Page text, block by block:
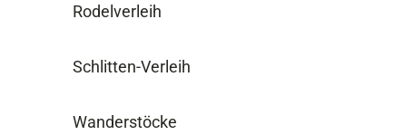
Rodelverleih
Schlitten-Verleih
Wanderstöcke